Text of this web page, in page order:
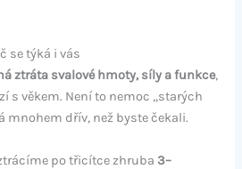
se týká i vás
ztráta svalové hmoty, síly a funkce,
s věkem. Není to nemoc „starých
mnohem dřív, než byste čekali.
po třicítce zhruba 3–